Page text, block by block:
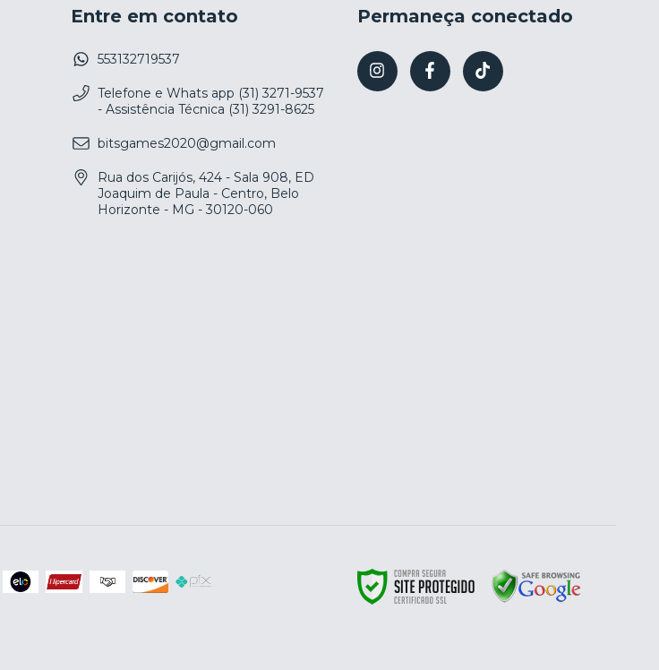
Entre em contato
553132719537
Telefone e Whats app (31) 3271-9537
- Assistência Técnica (31) 3291-8625
bitsgames2020@gmail.com
Rua dos Carijós, 424 - Sala 908, ED
Joaquim de Paula - Centro, Belo
Horizonte - MG - 30120-060
Permaneça conectado